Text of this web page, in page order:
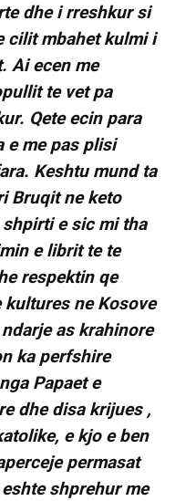
dhe i rreshkur si
cilit mbahet kulmi i
Ai ecen me
te vet pa
Qete ecin para
e me pas plisi
Keshtu mund ta
Bruqit ne keto
e sic mi tha
e librit te te
respektin qe
ne Kosove
as krahinore
ka perfshire
Papaet e
dhe disa krijues ,
e kjo e ben
permasat
shprehur me